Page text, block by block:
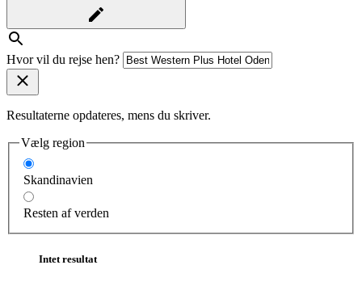
Hvor vil du rejse hen?
Resultaterne opdateres, mens du skriver.
Vælg region
Skandinavien
Resten af verden
Intet resultat